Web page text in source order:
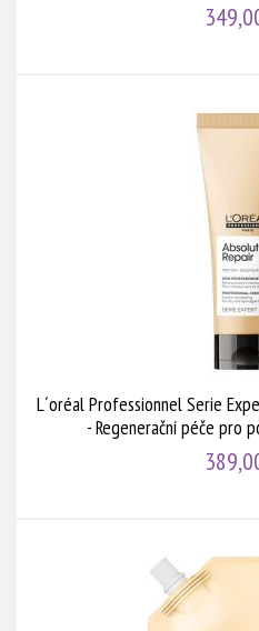
L´oréal Professionnel Serie
- Regenerační péče pro